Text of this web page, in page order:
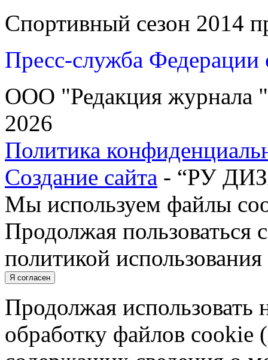
Спортивный сезон 2014
Пресс-служба Федерации
ООО "Редакция журнала
2026
Политика
Создание сайта - “РУ
Мы используем файлы
Продолжая пользоваться
политикой
Я согласен
Продолжая использовать
обработку файлов cookie